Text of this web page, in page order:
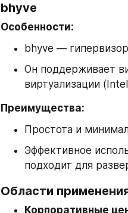
bhyve
Особенности:
bhyve —
Он поддерживает
виртуализации
Преимущества:
Простота и
Эффективное
подходит для
Области
Корпоративные